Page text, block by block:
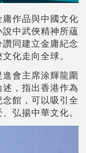
作品與中國文化
中武俠精神所蘊
同建立金庸紀念
化走向全球。
會主席涂輝龍圍
，指出香港作為
館，可以吸引全
弘揚中華文化。